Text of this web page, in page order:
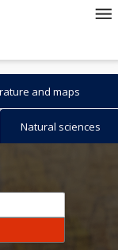
and maps
Natural sciences